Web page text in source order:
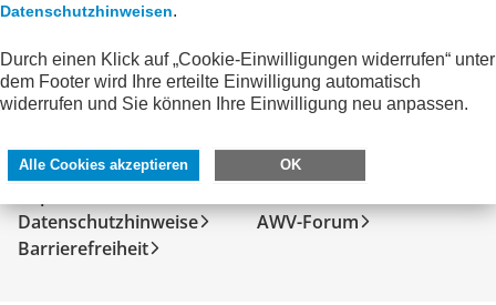
SERVICE
Kontakt
Datenschutzhinweise
Barrierefreiheit
DIREKT ZU
FeRD
AWV-Forum
Datenschutzhinweisen.
Durch einen Klick auf „Cookie-Einwilligungen widerrufen“ unter
dem Footer wird Ihre erteilte Einwilligung automatisch
widerrufen und Sie können Ihre Einwilligung neu anpassen.
Alle Cookies akzeptieren OK